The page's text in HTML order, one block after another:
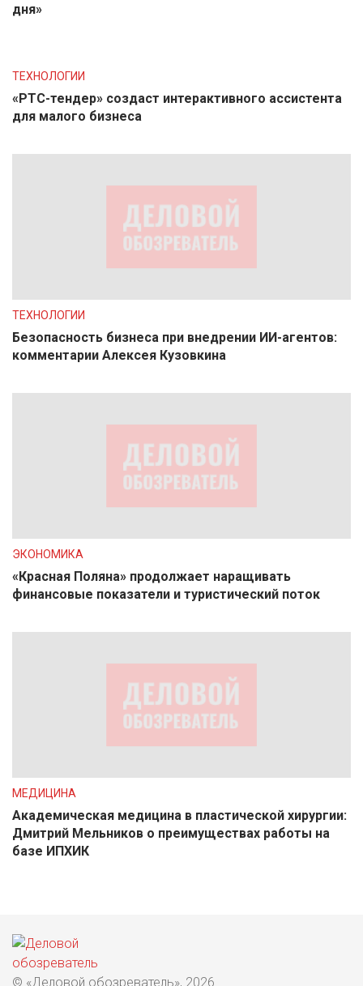
дня»
ТЕХНОЛОГИИ
«РТС-тендер» создаст интерактивного ассистента
для малого бизнеса
ТЕХНОЛОГИИ
Безопасность бизнеса при внедрении ИИ-агентов:
комментарии Алексея Кузовкина
ЭКОНОМИКА
«Красная Поляна» продолжает наращивать
финансовые показатели и туристический поток
МЕДИЦИНА
Академическая медицина в пластической хирургии:
Дмитрий Мельников о преимуществах работы на
базе ИПХИК
© «Деловой обозреватель», 2026